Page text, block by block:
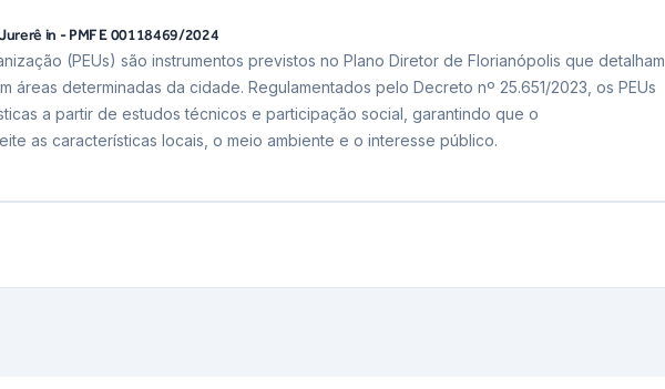
in - PMF E 00118469/2024
(PEUs) são instrumentos previstos no Plano Diretor de Florianópolis que detalham
áreas determinadas da cidade. Regulamentados pelo Decreto nº 25.651/2023, os PEUs
a partir de estudos técnicos e participação social, garantindo que o
as características locais, o meio ambiente e o interesse público.